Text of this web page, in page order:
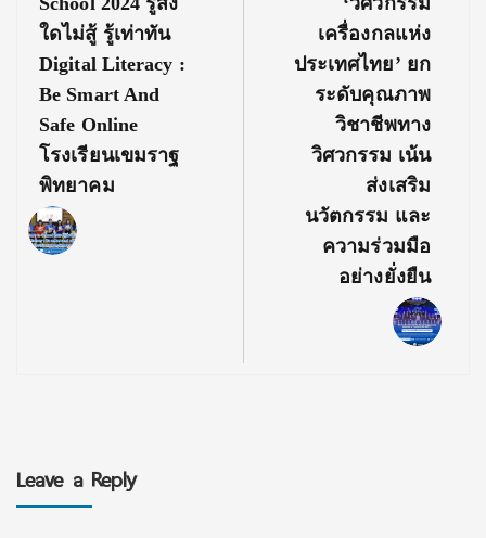
ใดไม่สู้ รู้เท่าทัน
Digital Literacy :
Be Smart And
Safe Online
โรงเรียนเขมราฐ
พิทยาคม
เครื่องกลแห่ง
ประเทศไทย’ ยก
ระดับคุณภาพ
วิชาชีพทาง
วิศวกรรม เน้น
ส่งเสริม
นวัตกรรม และ
ความร่วมมือ
อย่างยั่งยืน
Leave a Reply